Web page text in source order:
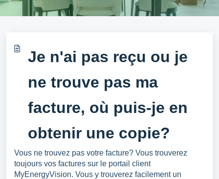
Je n'ai pas reçu ou je
ne trouve pas ma
facture, où puis-je en
obtenir une copie?
Vous ne trouvez pas votre facture? Vous trouverez
toujours vos factures sur le portail client
MyEnergyVision. Vous y trouverez facilement un